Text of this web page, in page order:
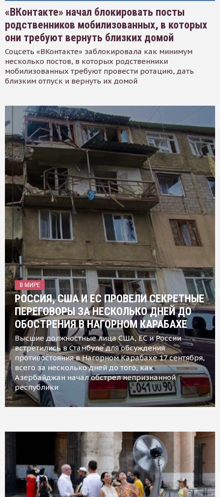
«ВКонтакте» начал блокировать посты
родственников мобилизованных, в которых
они требуют вернуть близких домой
Соцсеть «ВКонтакте» заблокировала как минимум
несколько постов, в которых родственники
мобилизованных требуют провести ротацию, дать
близким отпуск и вернуть их домой
В МИРЕ
РОССИЯ, США И ЕС ПРОВЕЛИ СЕКРЕТНЫЕ
ПЕРЕГОВОРЫ ЗА НЕСКОЛЬКО ДНЕЙ ДО
ОБОСТРЕНИЯ В НАГОРНОМ КАРАБАХЕ
Высшие должностные лица США, ЕС и России
встретились в Стамбуле для обсуждения
противостояния в Нагорном Карабахе 17 сентября,
всего за несколько дней до того, как
Азербайджан начал обстрел непризнанной
республики